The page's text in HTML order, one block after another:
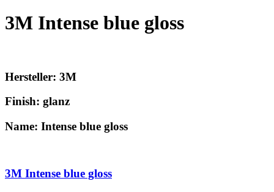
3M Intense blue gloss
Hersteller: 3M
Finish: glanz
Name: Intense blue gloss
3M Intense blue gloss